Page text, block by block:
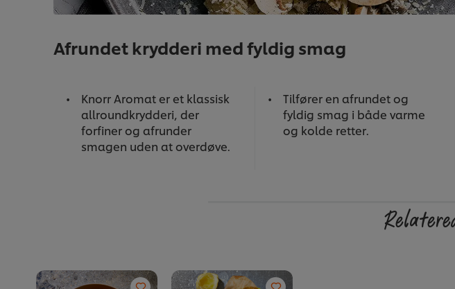
Afrundet krydderi med fyldig smag
Knorr Aromat er et klassisk
allroundkrydderi, der
forfiner og afrunder
smagen uden at overdøve.
Tilfører en afrundet og
fyldig smag i både varme
og kolde retter.